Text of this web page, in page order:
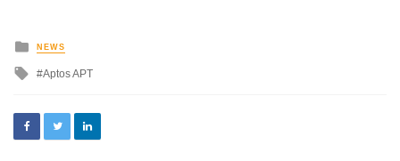
NEWS
Aptos APT